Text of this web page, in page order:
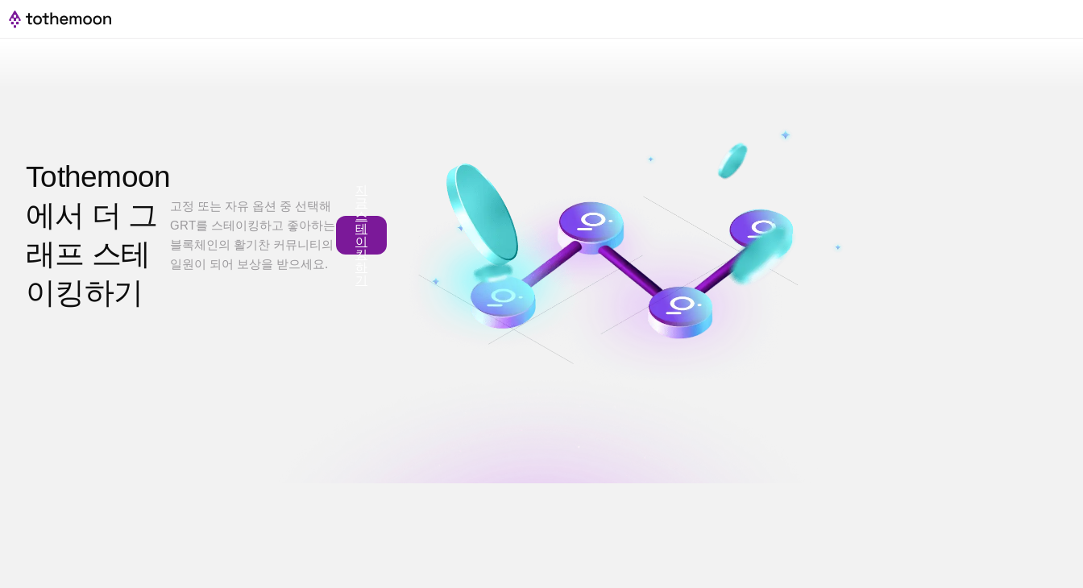
Tothemoon
에서 더 그
래프 스테
이킹하기
고정 또는 자유 옵션 중 선택해
GRT를 스테이킹하고 좋아하는
블록체인의 활기찬 커뮤니티의
일원이 되어 보상을 받으세요.
스
테
이
킹